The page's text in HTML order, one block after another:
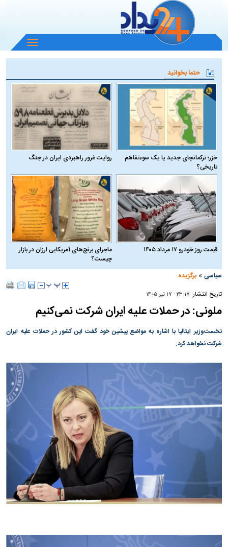
باز
و
منو
حتما بخوانید
خزر؛ ترکمانچای جدید یا یک سوءتفاهم
تاریخی؟
روایت غرور راهبردی ایران در جنگ
قیمت روز خودرو ۱۷ مرداد ۱۴۰۵
ماجرای برنج‌های آمریکایی ارزان در بازار
چیست؟
سیاسی »برگزیده
تاریخ انتشار: ۲۳:۱۷ - ۱۷ تير ۱۴۰۵
ملونی: در حملات علیه ایران شرکت نمی‌کنیم
نخست‌وزیر ایتالیا با اشاره به مواضع پیشین خود گفت این کشور در حملات علیه ایران
شرکت نخواهد کرد.